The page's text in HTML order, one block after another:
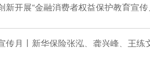
新开展“金融消费者权益保护教育宣
传月丨新华保险张泓、龚兴峰、王练